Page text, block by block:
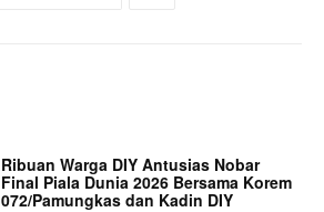
Ribuan Warga DIY Antusias Nobar
Final Piala Dunia 2026 Bersama Korem
072/Pamungkas dan Kadin DIY